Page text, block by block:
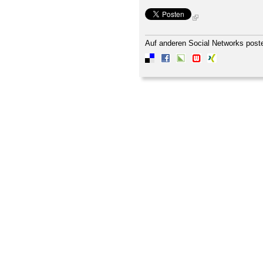
Auf anderen Social Networks